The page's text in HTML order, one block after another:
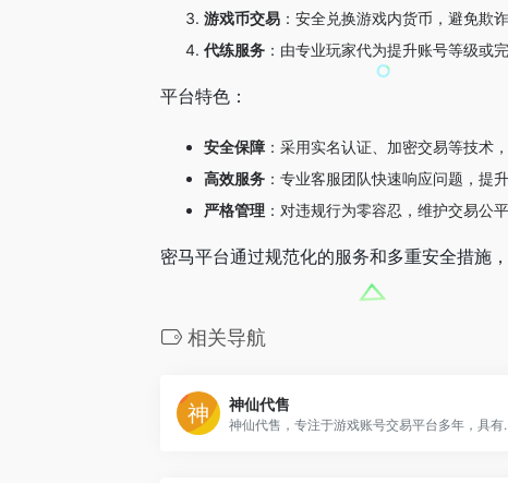
游戏币交易 ：安全兑换游戏内货币，避免欺
代练服务 ：由专业玩家代为提升账号等级或
平台特色：
安全保障 ：采用实名认证、加密交易等技术
高效服务 ：专业客服团队快速响应问题，提
严格管理 ：对违规行为零容忍，维护交易公平
密马平台通过规范化的服务和多重安全措施
相关导航
神仙代售
神仙代售，专注于游戏账号交